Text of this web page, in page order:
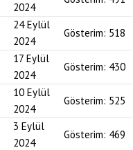
2024
24 Eylül
2024
Gösterim: 518
17 Eylül
2024
Gösterim: 430
10 Eylül
2024
Gösterim: 525
3 Eylül
2024
Gösterim: 469